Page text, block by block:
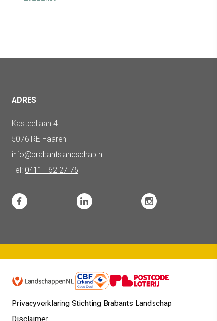
ADRES
Kasteellaan 4
5076 RE Haaren
info@brabantslandschap.nl
Tel: 0411 - 62 27 75
Privacyverklaring Stichting Brabants Landschap
Disclaimer